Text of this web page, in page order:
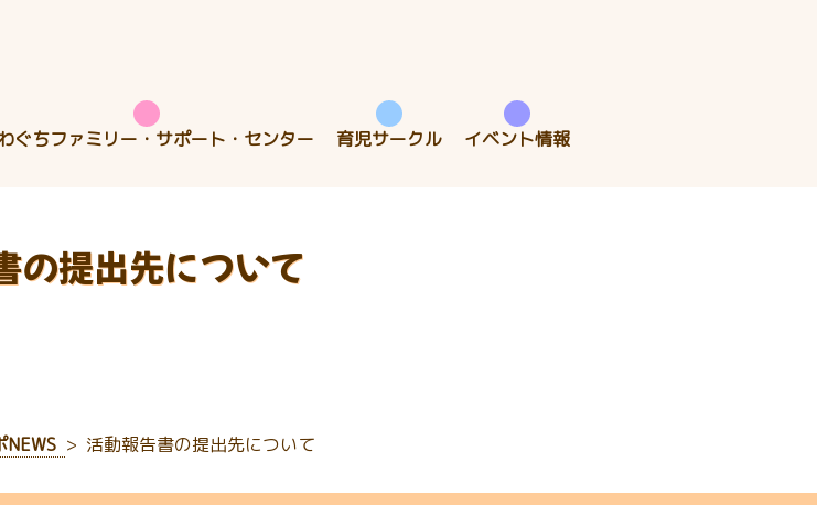
ぐちファミリー・サポート・センター 育児サークル イベント情報
の提出先について
NEWS 活動報告書の提出先について